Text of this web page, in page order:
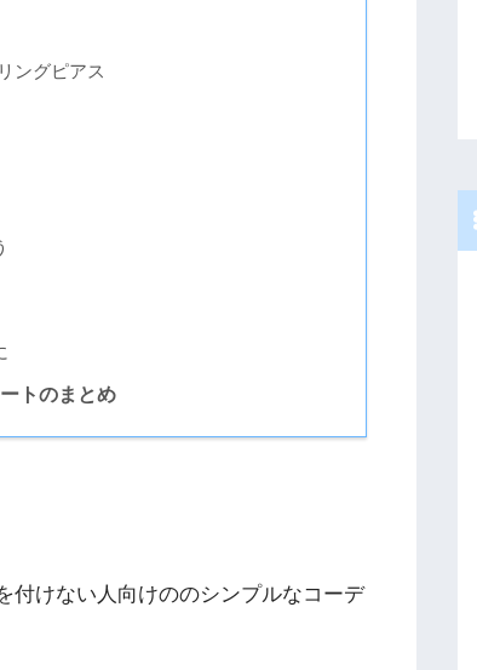
ングピアス
トのまとめ
付けない人向けののシンプルなコーデ